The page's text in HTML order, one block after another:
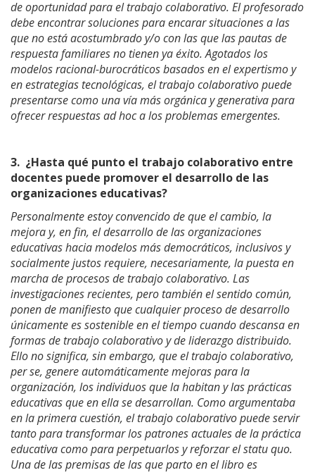
de oportunidad para el trabajo colaborativo. El profesorado
debe encontrar soluciones para encarar situaciones a las
que no está acostumbrado y/o con las que las pautas de
respuesta familiares no tienen ya éxito. Agotados los
modelos racional-burocráticos basados en el expertismo y
en estrategias tecnológicas, el trabajo colaborativo puede
presentarse como una vía más orgánica y generativa para
ofrecer respuestas ad hoc a los problemas emergentes.
3. ¿Hasta qué punto el trabajo colaborativo entre
docentes puede promover el desarrollo de las
organizaciones educativas?
Personalmente estoy convencido de que el cambio, la
mejora y, en fin, el desarrollo de las organizaciones
educativas hacia modelos más democráticos, inclusivos y
socialmente justos requiere, necesariamente, la puesta en
marcha de procesos de trabajo colaborativo. Las
investigaciones recientes, pero también el sentido común,
ponen de manifiesto que cualquier proceso de desarrollo
únicamente es sostenible en el tiempo cuando descansa en
formas de trabajo colaborativo y de liderazgo distribuido.
Ello no significa, sin embargo, que el trabajo colaborativo,
per se, genere automáticamente mejoras para la
organización, los individuos que la habitan y las prácticas
educativas que en ella se desarrollan. Como argumentaba
en la primera cuestión, el trabajo colaborativo puede servir
tanto para transformar los patrones actuales de la práctica
educativa como para perpetuarlos y reforzar el statu quo.
Una de las premisas de las que parto en el libro es